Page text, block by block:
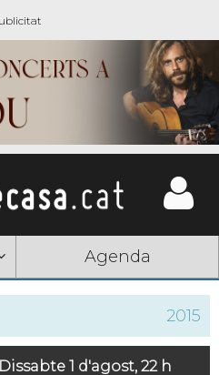
Agenda
2015
Dissabte 1 d'agost, 22 h